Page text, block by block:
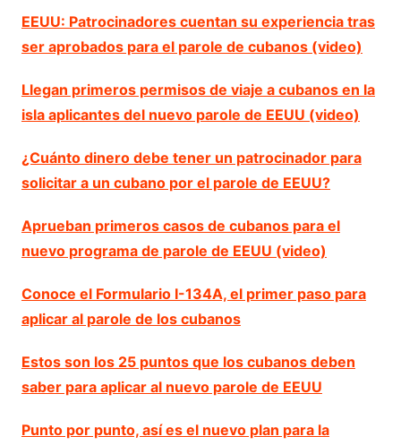
EEUU: Patrocinadores cuentan su experiencia tras
ser aprobados para el parole de cubanos (video)
Llegan primeros permisos de viaje a cubanos en la
isla aplicantes del nuevo parole de EEUU (video)
¿Cuánto dinero debe tener un patrocinador para
solicitar a un cubano por el parole de EEUU?
Aprueban primeros casos de cubanos para el
nuevo programa de parole de EEUU (video)
Conoce el Formulario I-134A, el primer paso para
aplicar al parole de los cubanos
Estos son los 25 puntos que los cubanos deben
saber para aplicar al nuevo parole de EEUU
Punto por punto, así es el nuevo plan para la